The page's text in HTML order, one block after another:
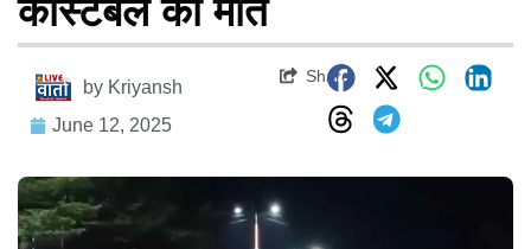
कांस्टेबल की मौत
by Kriyansh
June 12, 2025
Share